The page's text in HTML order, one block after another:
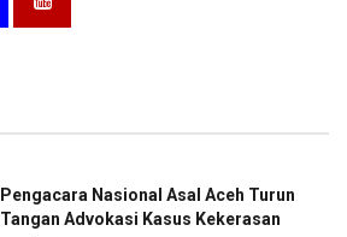
Pengacara Nasional Asal Aceh Turun
Tangan Advokasi Kasus Kekerasan